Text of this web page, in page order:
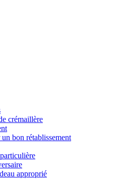
crémaillère
bon rétablissement
approprié